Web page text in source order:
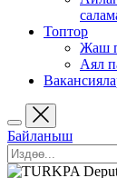
Топтор
Жаш
Аял
Байланыш